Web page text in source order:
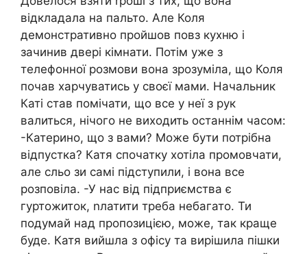
відкладала на пальто. Але Коля
демонстративно пройшов повз кухню і
зачинив двері кімнати. Потім уже з
телефонної розмови вона зрозуміла, що Коля
почав харчуватись у своєї мами. Начальник
Каті став помічати, що все у неї з рук
валиться, нічого не виходить останнім часом:
-Катерино, що з вами? Може бути потрібна
відпустка? Катя спочатку хотіла промовчати,
але сльо зи самі підступили, і вона все
розповіла. -У нас від підприємства є
гуртожиток, nлатити треба небагато. Ти
подумай над пропозицією, може, так краще
буде. Катя вийшла з офісу та вирішила пішки